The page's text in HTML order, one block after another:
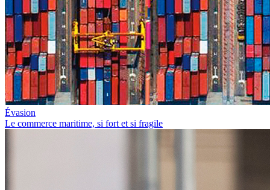
Évasion
Le commerce maritime, si fort et si fragile